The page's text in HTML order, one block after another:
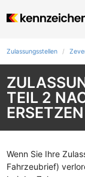
Zulassungsstellen
TEIL 2
Wenn Sie Ihre
Fahrzeubrief)